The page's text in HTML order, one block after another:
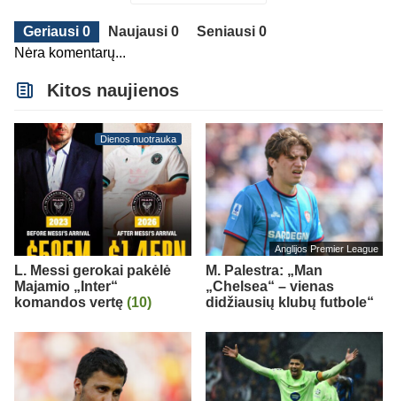
Geriausi 0 Naujausi 0
Seniausi 0
Nėra komentarų...
Kitos naujienos
Dienos nuotrauka
L. Messi gerokai pakėlė
Majamio „Inter“
komandos vertę (10)
Anglijos Premier League
M. Palestra: „Man
„Chelsea“ – vienas
didžiausių klubų futbole“